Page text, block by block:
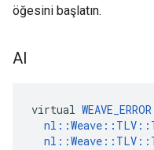
öğesini başlatın.
Al
virtual WEAVE_ERROR